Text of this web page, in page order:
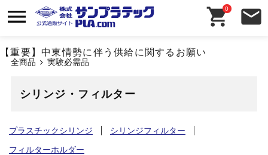
【重要】中東情勢に伴う供給に関するお願い
0
全商品 実験必需品
シリンジ・フィルター
プラスチックシリンジ
シリンジフィルター
フィルターホルダー